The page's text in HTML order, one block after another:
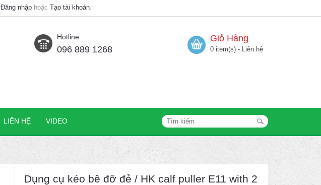
Đăng nhập hoặc Tạo tài khoản.
Hotline
096 889 1268
Giỏ Hàng
0 item(s) - Liên hệ
LIÊN HỆ VIDEO
Dụng cụ kéo bê đỡ đẻ / HK calf puller E11 with 2